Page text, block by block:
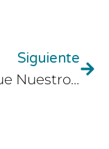
Siguiente
¿Porque Nuestros Conductores Deben Usar «SOY COOPEBOMBAS»?